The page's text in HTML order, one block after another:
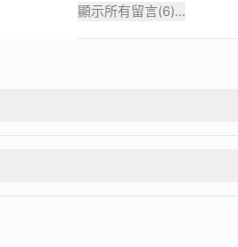
顯示所有留言(6)...